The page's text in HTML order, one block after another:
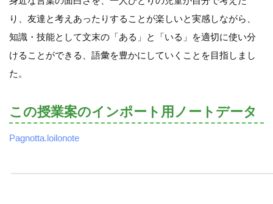
り、友達と考えあったりすることが楽しいと実感しながら、
知識・技能として文末の「ある」と「いる」を適切に使い分
けることができる、語彙を豊かにしていくことを目指しまし
た。
この授業案のインポート用ノートデータ
Pagnotta.loilonote